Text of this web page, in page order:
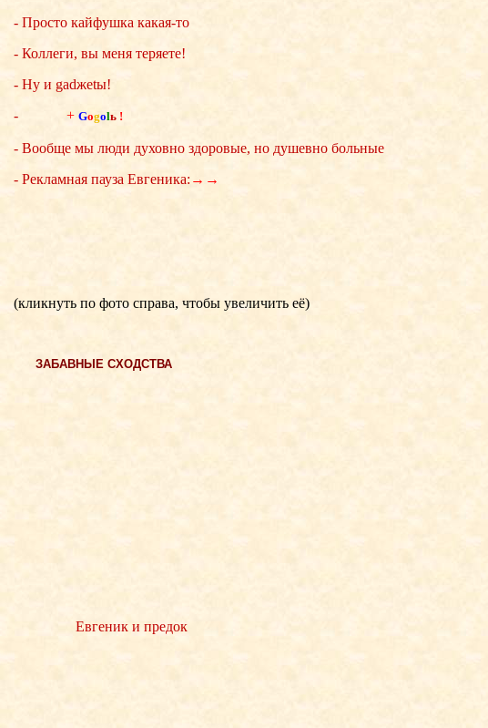
- Просто кайфушка какая-то
- Коллеги, вы меня теряете!
- Ну и gadжеtы!
-
+ Gogolь !
- Вообще мы люди духовно здоровые, но душевно больные
- Рекламная пауза Евгеника: →→
(кликнуть по фото справа, чтобы увеличить её)
ЗАБАВНЫЕ СХОДСТВА
Евгеник и предок